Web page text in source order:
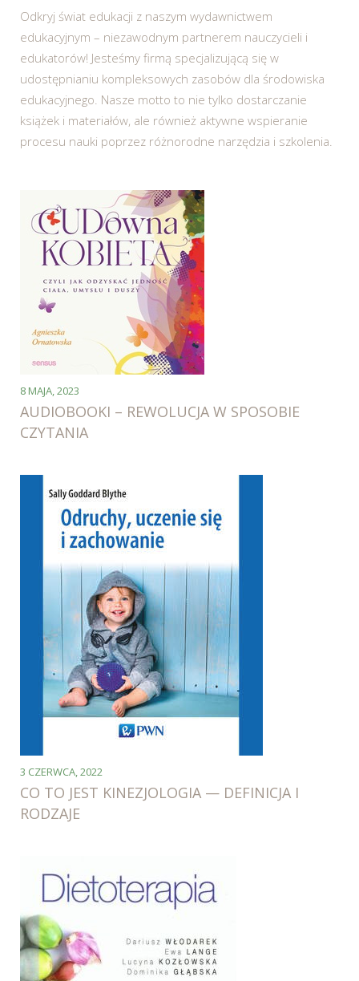
Odkryj świat edukacji z naszym wydawnictwem
edukacyjnym – niezawodnym partnerem nauczycieli i
edukatorów! Jesteśmy firmą specjalizującą się w
udostępnianiu kompleksowych zasobów dla środowiska
edukacyjnego. Nasze motto to nie tylko dostarczanie
książek i materiałów, ale również aktywne wspieranie
procesu nauki poprzez różnorodne narzędzia i szkolenia.
8 MAJA, 2023
AUDIOBOOKI – REWOLUCJA W SPOSOBIE
CZYTANIA
3 CZERWCA, 2022
CO TO JEST KINEZJOLOGIA — DEFINICJA I
RODZAJE